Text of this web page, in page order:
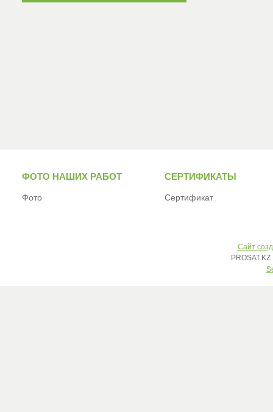
ФОТО НАШИХ РАБОТ
Фото
СЕРТИФИКАТЫ
Сертификат
Сайт